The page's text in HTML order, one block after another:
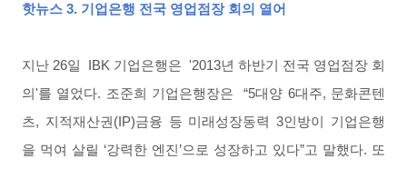
핫뉴스 3. 기업은행 전국 영업점장 회의 열어
지난 26일 IBK 기업은행은 '2013년 하반기 전국 영업점장 회
의'를 열었다. 조준희 기업은행장은
“5대양 6대주, 문화콘텐
츠, 지적재산권(IP)금융 등 미래성장동력 3인방이 기업은행
을 먹여 살릴 ‘강력한 엔진’으로 성장하고 있다”고 말했다. 또